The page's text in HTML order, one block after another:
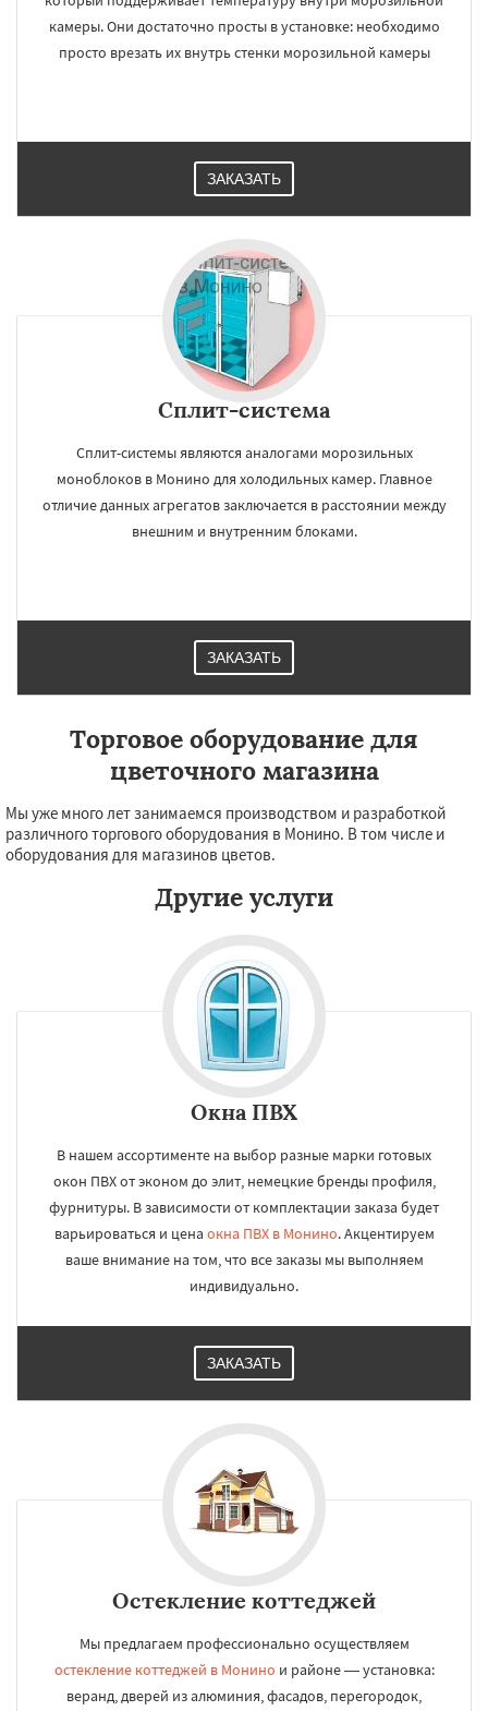
×
Некрасовское Обухово
Правдинский Решетниково
Северный
Томилино
Фосфоритный Фряново
Шаховская
камеры. Они достаточно просты в установке: необходимо
просто врезать их внутрь стенки морозильной камеры
ЗАКАЗАТЬ
Сплит-система
Сплит-системы являются аналогами морозильных
моноблоков в Монино для холодильных камер. Главное
отличие данных агрегатов заключается в расстоянии между
внешним и внутренним блоками.
ЗАКАЗАТЬ
Торговое оборудование для
цветочного магазина
Мы уже много лет занимаемся производством и разработкой
различного торгового оборудования в Монино. В том числе и
оборудования для магазинов цветов.
Другие услуги
Окна ПВХ
В нашем ассортименте на выбор разные марки готовых
окон ПВХ от эконом до элит, немецкие бренды профиля,
фурнитуры. В зависимости от комплектации заказа будет
варьироваться и цена окна ПВХ в Монино. Акцентируем
ваше внимание на том, что все заказы мы выполняем
индивидуально.
ЗАКАЗАТЬ
Остекление коттеджей
Мы предлагаем профессионально осуществляем
остекление коттеджей в Монино и районе — установка:
веранд, дверей из алюминия, фасадов, перегородок,
УЗНАТЬ ПОДРОБНЕЕ ×